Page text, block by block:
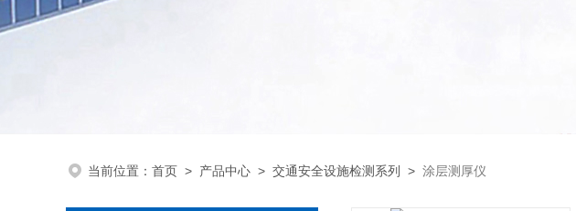
当前位置： 首页 > 产品中心 > 交通安全设施检测系列 > 涂层测厚仪